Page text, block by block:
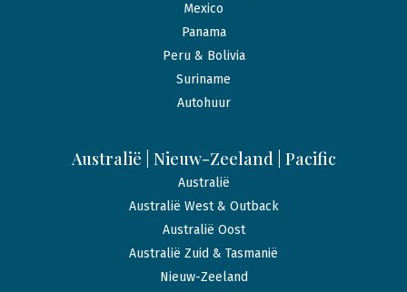
Mexico
Panama
Peru & Bolivia
Suriname
Autohuur
Australië | Nieuw-Zeeland | Pacific
Australië
Australië West & Outback
Australië Oost
Australië Zuid & Tasmanië
Nieuw-Zeeland